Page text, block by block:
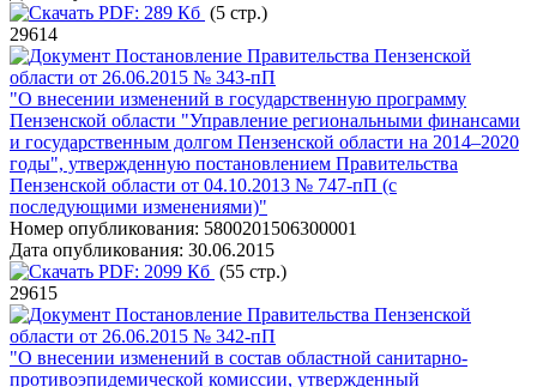
PDF: 289 Кб (5 стр.)
29614
Постановление Правительства Пензенской
области от 26.06.2015 № 343-пП
"О внесении изменений в государственную программу
Пензенской области "Управление региональными финансами
и государственным долгом Пензенской области на 2014–2020
годы", утвержденную постановлением Правительства
Пензенской области от 04.10.2013 № 747-пП (с
последующими изменениями)"
Номер опубликования: 5800201506300001
Дата опубликования: 30.06.2015
PDF: 2099 Кб (55 стр.)
29615
Постановление Правительства Пензенской
области от 26.06.2015 № 342-пП
"О внесении изменений в состав областной санитарно-
противоэпидемической комиссии, утвержденный